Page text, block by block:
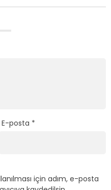
E-posta *
için adım, e-posta